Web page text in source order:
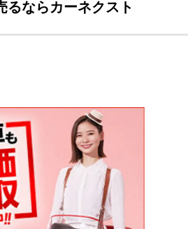
るならカーネクスト